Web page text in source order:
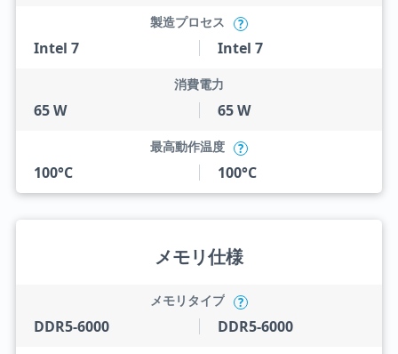
Intel 7
製造プロセス ?
Intel 7
65 W
消費電力
65 W
100°C
最高動作温度 ?
100°C
メモリ仕様
DDR5-6000
メモリタイプ ?
DDR5-6000